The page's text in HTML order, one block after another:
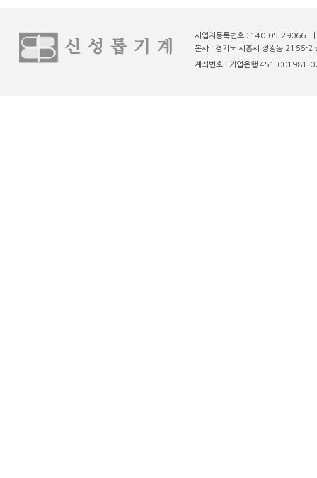
사업자등록번호 : 140-05-29066
본사 : 경기도 시흥시 정왕동
계좌번호 : 기업은행 451-